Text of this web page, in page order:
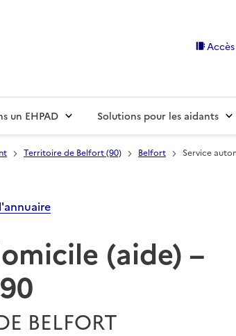
un EHPAD Solutions pour les aidants
Territoire de Belfort (90) Belfort Service
(aide) –
BELFORT